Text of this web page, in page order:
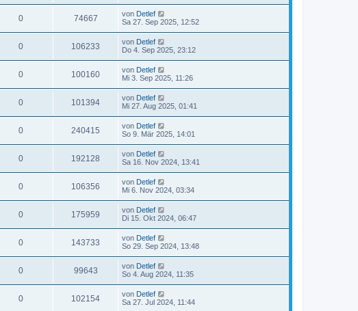
0 74667 von Detlef
Sa 27. Sep 2025, 12:52
0 106233 von Detlef
Do 4. Sep 2025, 23:12
0 100160 von Detlef
Mi 3. Sep 2025, 11:26
0 101394 von Detlef
Mi 27. Aug 2025, 01:41
0 240415 von Detlef
So 9. Mär 2025, 14:01
0 192128 von Detlef
Sa 16. Nov 2024, 13:41
0 106356 von Detlef
Mi 6. Nov 2024, 03:34
0 175959 von Detlef
Di 15. Okt 2024, 06:47
0 143733 von Detlef
So 29. Sep 2024, 13:48
0 99643 von Detlef
So 4. Aug 2024, 11:35
0 102154 von Detlef
Sa 27. Jul 2024, 11:44